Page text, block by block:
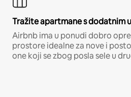
Tražite apartmane s dodatnim
Airbnb ima u ponudi dobro
prostore idealne za nove i
one koji se zbog posla sele u